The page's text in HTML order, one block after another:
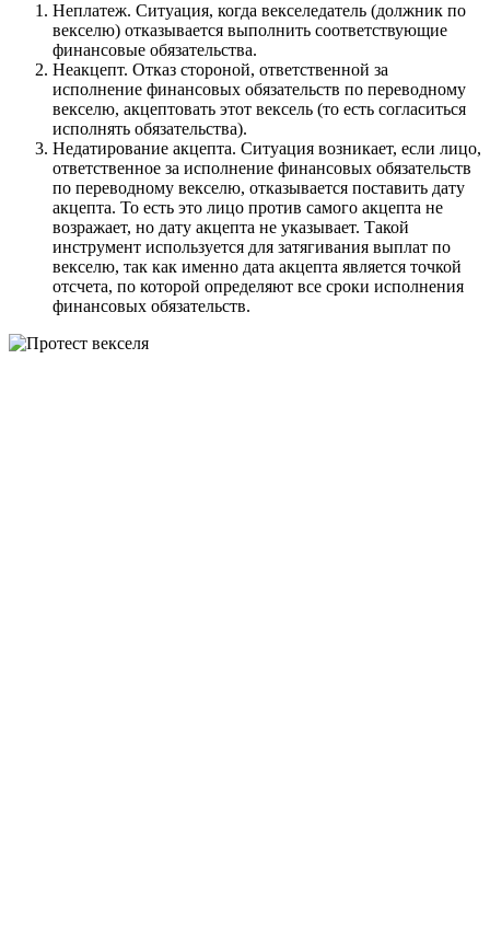
Неплатеж. Ситуация, когда векселедатель (должник по
векселю) отказывается выполнить соответствующие
финансовые обязательства.
Неакцепт. Отказ стороной, ответственной за
исполнение финансовых обязательств по переводному
векселю, акцептовать этот вексель (то есть согласиться
исполнять обязательства).
Недатирование акцепта. Ситуация возникает, если лицо,
ответственное за исполнение финансовых обязательств
по переводному векселю, отказывается поставить дату
акцепта. То есть это лицо против самого акцепта не
возражает, но дату акцепта не указывает. Такой
инструмент используется для затягивания выплат по
векселю, так как именно дата акцепта является точкой
отсчета, по которой определяют все сроки исполнения
финансовых обязательств.